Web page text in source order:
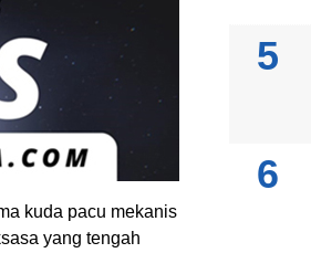
kuda pacu mekanis
yang tengah